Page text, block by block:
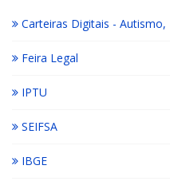
Carteiras Digitais -
Feira Legal
IPTU
SEIFSA
IBGE